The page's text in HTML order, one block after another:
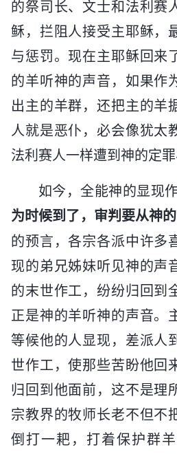
的祭司长、文士和法利赛
稣，拦阻人接受主耶稣，
与惩罚。现在主耶稣回来
的羊听神的声音，如果作
出主的羊群，还把主的羊
人就是恶仆，必会像犹太
法利赛人一样遭到神的定罪
如今，全能神的显现
为时候到了，审判要从神
的预言，各宗各派中许多
现的弟兄姊妹听见神的声
的末世作工，纷纷归回到
正是神的羊听神的声音。
等候他的人显现，差派人
世作工，使那些苦盼他回
归回到他面前，这不是理
宗教界的牧师长老不但不
倒打一耙，打着保护群